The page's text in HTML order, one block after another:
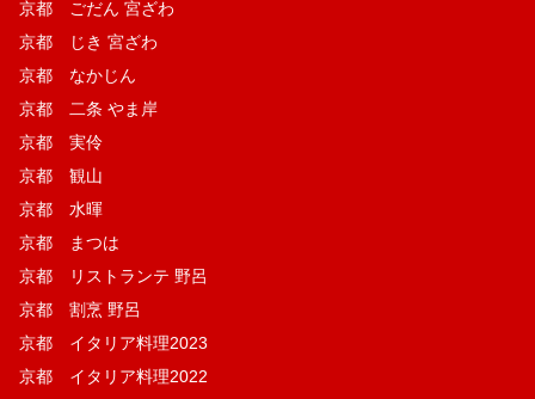
京都 ごだん 宮ざわ
京都 じき 宮ざわ
京都 なかじん
京都 二条 やま岸
京都 実伶
京都 観山
京都 水暉
京都 まつは
京都 リストランテ 野呂
京都 割烹 野呂
京都 イタリア料理2023
京都 イタリア料理2022